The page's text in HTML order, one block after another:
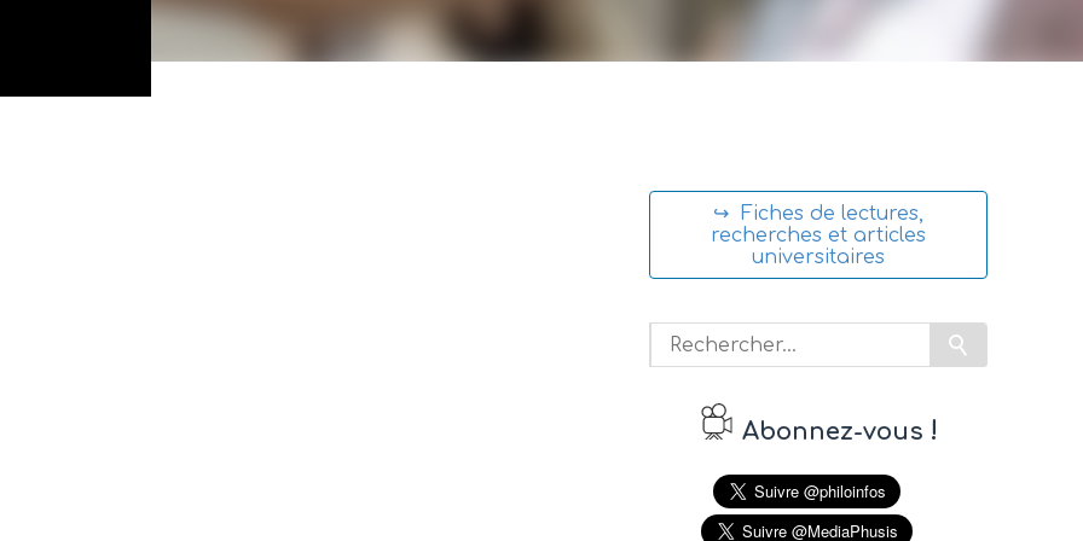
↪ Fiches de lectures,
recherches et articles
universitaires
Abonnez-vous !